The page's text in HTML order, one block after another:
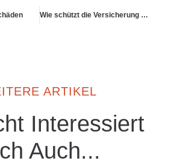
Wie schützt die Versicherung bei Hochwasser in Risikogebieten?
ARTIKEL
Interessiert
Auch...